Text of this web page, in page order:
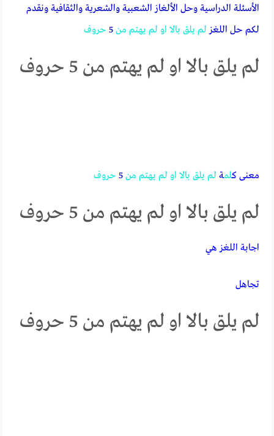
الأسئلة الدراسية وحل الألغاز الشعبية والشعرية والثقافية ونقدم
لكم حل اللغز لم يلق بالا او لم يهتم من 5 حروف
لم يلق بالا او لم يهتم من 5 حروف
معنى كلمة لم يلق بالا او لم يهتم من 5 حروف
لم يلق بالا او لم يهتم من 5 حروف
اجابة اللغز هي
تجاهل
لم يلق بالا او لم يهتم من 5 حروف